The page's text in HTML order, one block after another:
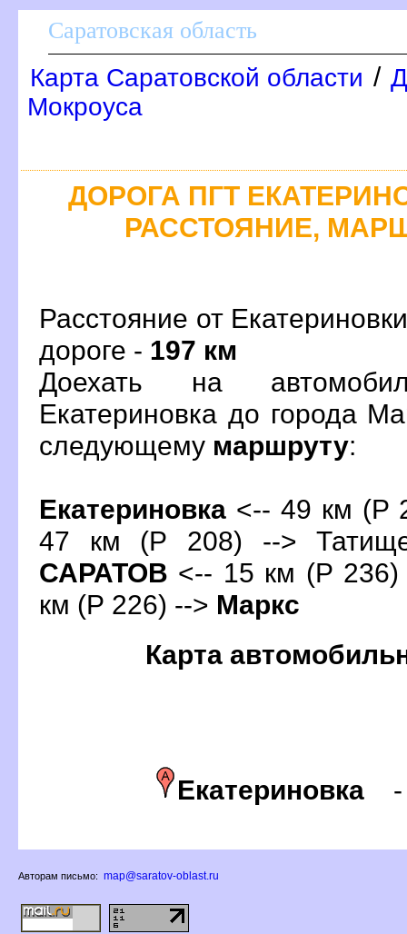
Саратовская область
Карта Саратовской области /
Мокроуса
ДОРОГА ПГТ
РАССТОЯНИЕ,
Расстояние от
дороге - 197 км
Доехать на
Екатериновка до города
следующему маршруту:
Екатериновка <-- 49 км (Р
47 км (Р 208) -->
САРАТО <-- 15 км (Р
км (Р 226) --> Маркс
Карта
Екатериновка
Авторам письмо: map@saratov-oblast.ru